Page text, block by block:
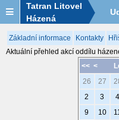
Tatran Litovel
Házená
Základní informace Kontakty
Aktuální přehled akcí oddílu
<< <
26
27
2
3 4
9
10